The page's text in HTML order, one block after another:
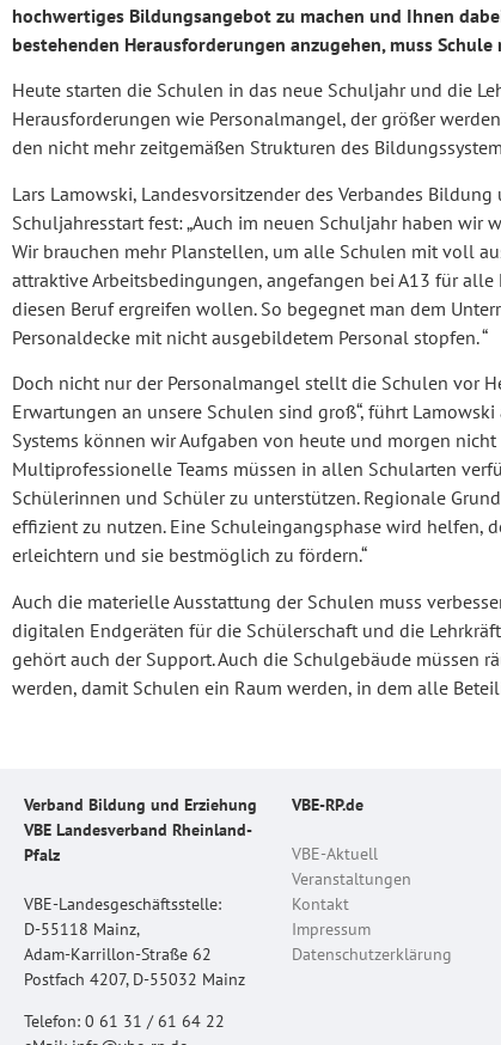
hochwertiges Bildungsangebot zu machen und Ihnen
bestehenden Herausforderungen anzugehen, muss Schule
Heute starten die Schulen in das neue Schuljahr und die
Herausforderungen wie Personalmangel, der größer
den nicht mehr zeitgemäßen Strukturen des
Lars Lamowski, Landesvorsitzender des Verbandes
Schuljahresstart fest: „Auch im neuen Schuljahr haben
Wir brauchen mehr Planstellen, um alle Schulen mit voll
attraktive Arbeitsbedingungen, angefangen bei A13 für
diesen Beruf ergreifen wollen. So begegnet man dem
Personaldecke mit nicht ausgebildetem Personal stopfen. “
Doch nicht nur der Personalmangel stellt die Schulen vor
Erwartungen an unsere Schulen sind groß“, führt
Systems können wir Aufgaben von heute und morgen
Multiprofessionelle Teams müssen in allen Schularten
Schülerinnen und Schüler zu unterstützen. Regionale
effizient zu nutzen. Eine Schuleingangsphase wird helfen,
erleichtern und sie bestmöglich zu fördern.“
Auch die materielle Ausstattung der Schulen muss
digitalen Endgeräten für die Schülerschaft und die
gehört auch der Support. Auch die Schulgebäude müssen
werden, damit Schulen ein Raum werden, in dem alle
Verband Bildung und Erziehung
VBE Landesverband Rheinland-
Pfalz
VBE-Landesgeschäftsstelle:
D-55118 Mainz,
Adam-Karrillon-Straße 62
Postfach 4207, D-55032 Mainz
Telefon: 0 61 31 / 61 64 22
VBE-RP.de
VBE-Aktuell
Veranstaltungen
Kontakt
Impressum
Datenschutzerklärung